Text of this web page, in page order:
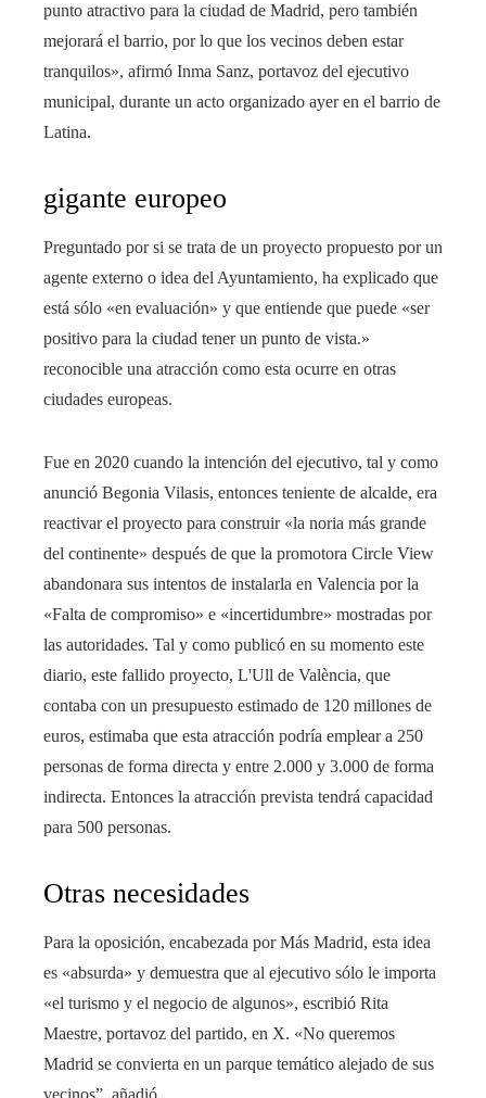
punto atractivo para la ciudad de Madrid, pero también
mejorará el barrio, por lo que los vecinos deben estar
tranquilos», afirmó Inma Sanz, portavoz del ejecutivo
municipal, durante un acto organizado ayer en el barrio de
Latina.
gigante europeo
Preguntado por si se trata de un proyecto propuesto por un
agente externo o idea del Ayuntamiento, ha explicado que
está sólo «en evaluación» y que entiende que puede «ser
positivo para la ciudad tener un punto de vista.»
reconocible una atracción como esta ocurre en otras
ciudades europeas.
Fue en 2020 cuando la intención del ejecutivo, tal y como
anunció Begonia Vilasis, entonces teniente de alcalde, era
reactivar el proyecto para construir «la noria más grande
del continente» después de que la promotora Circle View
abandonara sus intentos de instalarla en Valencia por la
«Falta de compromiso» e «incertidumbre» mostradas por
las autoridades. Tal y como publicó en su momento este
diario, este fallido proyecto, L'Ull de València, que
contaba con un presupuesto estimado de 120 millones de
euros, estimaba que esta atracción podría emplear a 250
personas de forma directa y entre 2.000 y 3.000 de forma
indirecta. Entonces la atracción prevista tendrá capacidad
para 500 personas.
Otras necesidades
Para la oposición, encabezada por Más Madrid, esta idea
es «absurda» y demuestra que al ejecutivo sólo le importa
«el turismo y el negocio de algunos», escribió Rita
Maestre, portavoz del partido, en X. «No queremos
Madrid se convierta en un parque temático alejado de sus